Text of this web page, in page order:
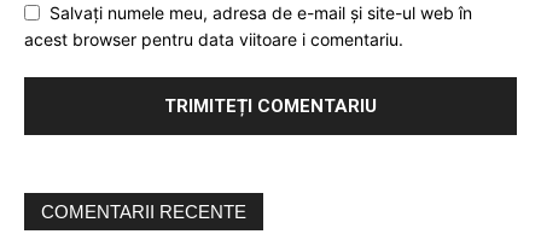
Salvați numele meu, adresa de e-mail și site-ul web în
acest browser pentru data viitoare i comentariu.
COMENTARII RECENTE